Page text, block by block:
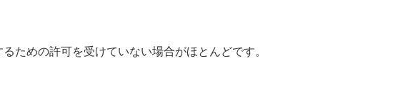
ための許可を受けていない場合がほとんどです。